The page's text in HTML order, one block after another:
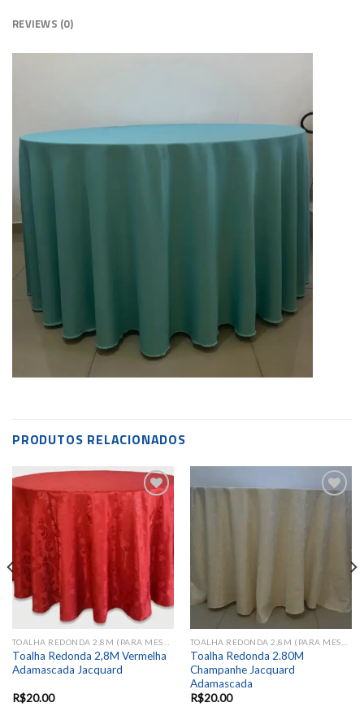
REVIEWS (0)
PRODUTOS RELACIONADOS
Add to
wishlist
Toalha Redonda 2,8M Vermelha
Adamascada Jacquard
R$20.00
Toalha Redonda 2.80M
Champanhe Jacquard
Adamascada
R$20.00